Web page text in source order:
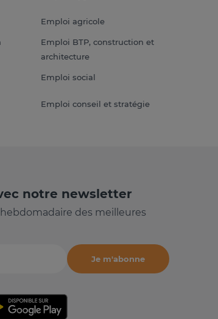
Emploi agricole
Emploi BTP, construction et
architecture
Emploi social
Emploi conseil et stratégie
notre newsletter
des meilleures
Je m'abonne